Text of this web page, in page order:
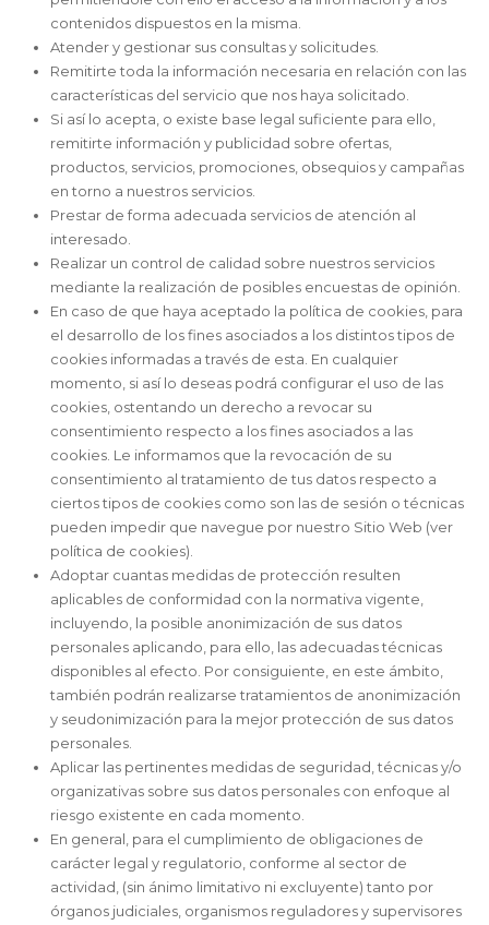
contenidos dispuestos en la misma.
Atender y gestionar sus consultas y solicitudes.
Remitirte toda la información necesaria en relación con las
características del servicio que nos haya solicitado.
Si así lo acepta, o existe base legal suficiente para ello,
remitirte información y publicidad sobre ofertas,
productos, servicios, promociones, obsequios y campañas
en torno a nuestros servicios.
Prestar de forma adecuada servicios de atención al
interesado.
Realizar un control de calidad sobre nuestros servicios
mediante la realización de posibles encuestas de opinión.
En caso de que haya aceptado la política de cookies, para
el desarrollo de los fines asociados a los distintos tipos de
cookies informadas a través de esta. En cualquier
momento, si así lo deseas podrá configurar el uso de las
cookies, ostentando un derecho a revocar su
consentimiento respecto a los fines asociados a las
cookies. Le informamos que la revocación de su
consentimiento al tratamiento de tus datos respecto a
ciertos tipos de cookies como son las de sesión o técnicas
pueden impedir que navegue por nuestro Sitio Web (ver
política de cookies).
Adoptar cuantas medidas de protección resulten
aplicables de conformidad con la normativa vigente,
incluyendo, la posible anonimización de sus datos
personales aplicando, para ello, las adecuadas técnicas
disponibles al efecto. Por consiguiente, en este ámbito,
también podrán realizarse tratamientos de anonimización
y seudonimización para la mejor protección de sus datos
personales.
Aplicar las pertinentes medidas de seguridad, técnicas y/o
organizativas sobre sus datos personales con enfoque al
riesgo existente en cada momento.
En general, para el cumplimiento de obligaciones de
carácter legal y regulatorio, conforme al sector de
actividad, (sin ánimo limitativo ni excluyente) tanto por
órganos judiciales, organismos reguladores y supervisores